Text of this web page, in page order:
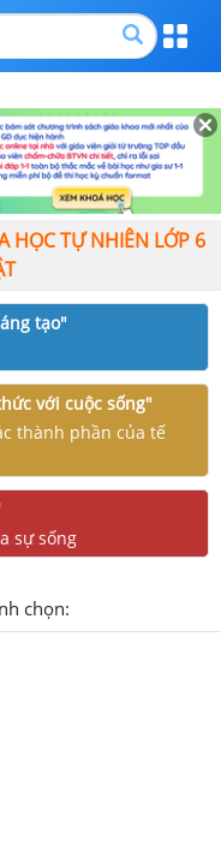
HỌC TỰ NHIÊN LỚP 6
tạo"
với cuộc sống"
thành phần của tế
sự sống
chọn: